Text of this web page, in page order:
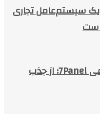
سیستم‌عامل تجاری
خدمات شبکه‌های اجتماعی 7Panel؛ از جذب